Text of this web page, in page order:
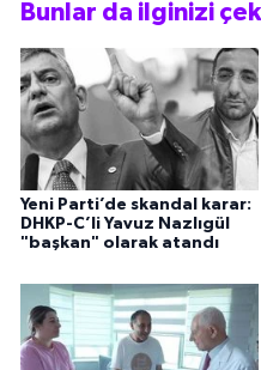
Bunlar da ilginizi
Yeni Parti’de skandal karar:
DHKP-C’li Yavuz Nazlıgül
"başkan" olarak atandı